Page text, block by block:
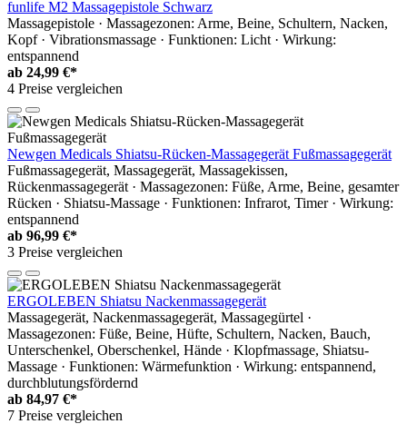
funlife M2 Massagepistole Schwarz
Massagepistole · Massagezonen: Arme, Beine, Schultern, Nacken,
Kopf · Vibrationsmassage · Funktionen: Licht · Wirkung:
entspannend
ab 24,99 €*
4 Preise vergleichen
Newgen Medicals Shiatsu-Rücken-Massagegerät Fußmassagegerät
Fußmassagegerät, Massagegerät, Massagekissen,
Rückenmassagegerät · Massagezonen: Füße, Arme, Beine, gesamter
Rücken · Shiatsu-Massage · Funktionen: Infrarot, Timer · Wirkung:
entspannend
ab 96,99 €*
3 Preise vergleichen
ERGOLEBEN Shiatsu Nackenmassagegerät
Massagegerät, Nackenmassagegerät, Massagegürtel ·
Massagezonen: Füße, Beine, Hüfte, Schultern, Nacken, Bauch,
Unterschenkel, Oberschenkel, Hände · Klopfmassage, Shiatsu-
Massage · Funktionen: Wärmefunktion · Wirkung: entspannend,
durchblutungsfördernd
ab 84,97 €*
7 Preise vergleichen